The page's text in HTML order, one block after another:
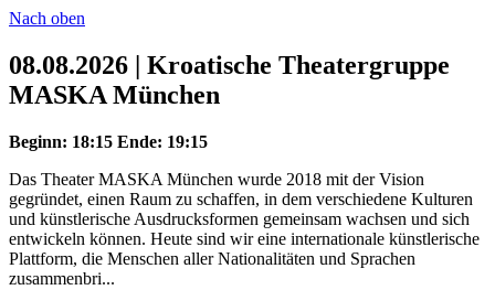
Nach oben
08.08.2026 | Kroatische Theatergruppe
MASKA München
Beginn: 18:15 Ende: 19:15
Das Theater MASKA München wurde 2018 mit der Vision
gegründet, einen Raum zu schaffen, in dem verschiedene Kulturen
und künstlerische Ausdrucksformen gemeinsam wachsen und sich
entwickeln können. Heute sind wir eine internationale künstlerische
Plattform, die Menschen aller Nationalitäten und Sprachen
zusammenbri...